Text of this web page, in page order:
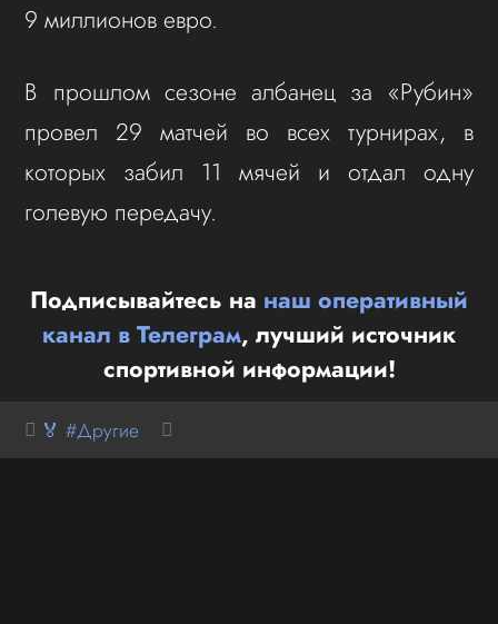
9 миллионов евро.
В прошлом сезоне албанец за «Рубин»
провел 29 матчей во всех турнирах, в
которых забил 11 мячей и отдал одну
голевую передачу.
Подписывайтесь на наш оперативный
канал в Телеграм, лучший источник
спортивной информации!
🏅 #Другие